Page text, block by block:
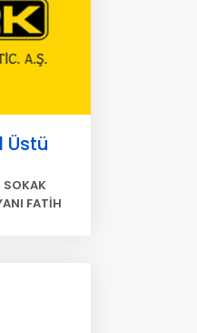
Üstü
SOKAK
FATİH